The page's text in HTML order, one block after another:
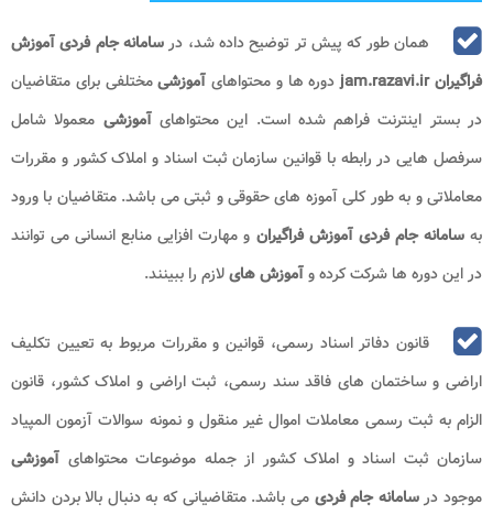
همان طور که پیش تر توضیح داده شد، درسامانه جام فردی آموزش
فراگیران jam.razavi.ir
دوره ها و محتواهای آموزشیمختلفی برای متقاضیان
در بستر اینترنت فراهم شده است. این محتواهایآموزشی معمولا شامل
سرفصل هایی در رابطه با قوانین سازمان ثبت اسناد و املاک کشور و مقررات
معاملاتی و به طور کلی آموزه های حقوقی و ثبتی می باشد. متقاضیان با ورود
بهسامانه جام فردی آموزش فراگیران و مهارت افزایی منابع انسانی می توانند
در این دوره ها شرکت کرده وآموزش هایلازم را ببینند.
قانون دفاتر اسناد رسمی، قوانین و مقررات مربوط به تعیین تکلیف
اراضی و ساختمان های فاقد سند رسمی، ثبت اراضی و املاک کشور، قانون
الزام به ثبت رسمی معاملات اموال غیر منقول و نمونه سوالات آزمون المپیاد
سازمان ثبت اسناد و املاک کشور از جمله موضوعات محتواهای آموزشی
موجود درسامانه جام فردیمی باشد. متقاضیانی که به دنبال بالا بردن دانش